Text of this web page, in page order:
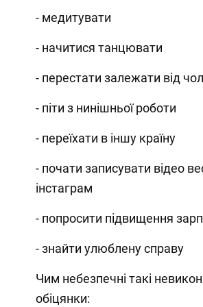
- медитувати
- начитися танцювати
- перестати залежати від
- піти з нинішньої роботи
- переїхати в іншу країну
- почати записувати відео
інстаграм
- попросити підвищення
- знайти улюблену справу
Чим небезпечні такі
обіцянки: